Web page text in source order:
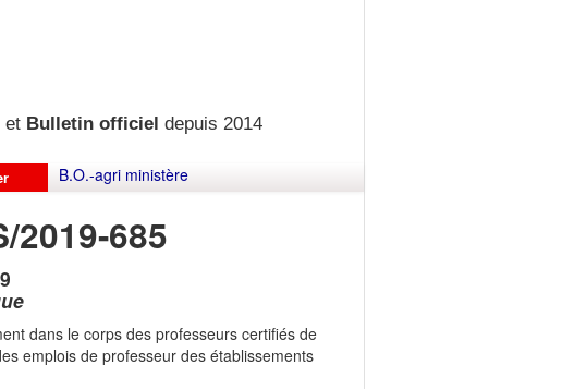
et Bulletin officiel depuis 2014
B.O.-agri ministère
2019-685
dans le corps des professeurs certifiés de
emplois de professeur des établissements